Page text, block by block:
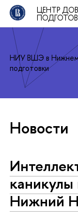
ЦЕНТР
НИУ ВШЭ в Нижнем
подготовки
Новости
Нижний